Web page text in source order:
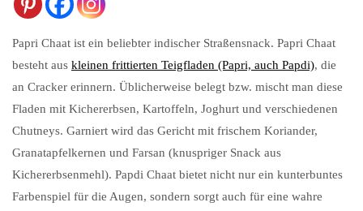
Papri Chaat ist ein beliebter indischer Straßensnack. Papri Chaat
besteht aus kleinen frittierten Teigfladen (Papri, auch Papdi), die
an Cracker erinnern. Üblicherweise belegt bzw. mischt man diese
Fladen mit Kichererbsen, Kartoffeln, Joghurt und verschiedenen
Chutneys. Garniert wird das Gericht mit frischem Koriander,
Granatapfelkernen und Farsan (knuspriger Snack aus
Kichererbsenmehl). Papdi Chaat bietet nicht nur ein kunterbuntes
Farbenspiel für die Augen, sondern sorgt auch für eine wahre